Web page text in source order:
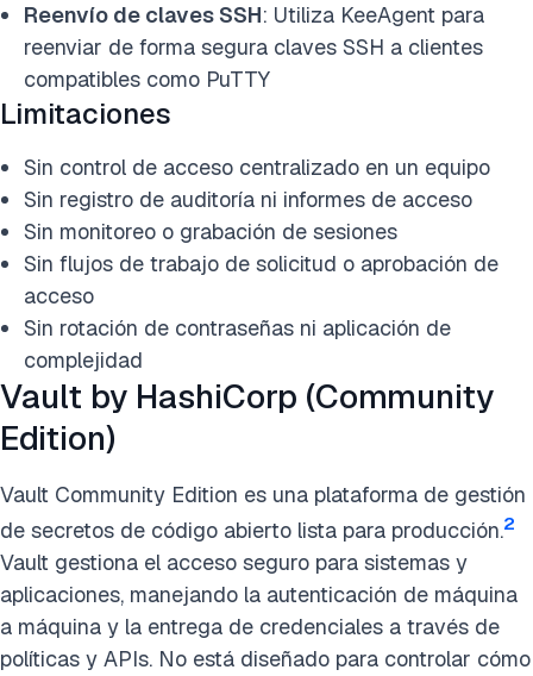
Reenvío de claves SSH: Utiliza KeeAgent para
reenviar de forma segura claves SSH a clientes
compatibles como PuTTY
Limitaciones
Sin control de acceso centralizado en un equipo
Sin registro de auditoría ni informes de acceso
Sin monitoreo o grabación de sesiones
Sin flujos de trabajo de solicitud o aprobación de
acceso
Sin rotación de contraseñas ni aplicación de
complejidad
Vault by HashiCorp (Community
Edition)
Vault Community Edition es una plataforma de gestión
de secretos de código abierto lista para producción.2
Vault gestiona el acceso seguro para sistemas y
aplicaciones, manejando la autenticación de máquina
a máquina y la entrega de credenciales a través de
políticas y APIs. No está diseñado para controlar cómo